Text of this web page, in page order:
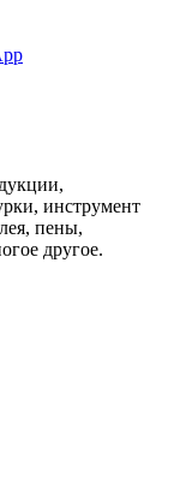
инструмент
пены,
другое.